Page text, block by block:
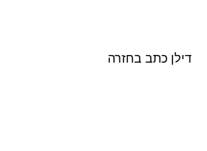
דילן כתב בחזרה